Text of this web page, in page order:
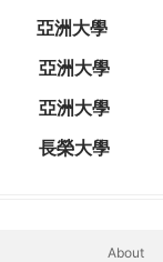
亞洲大學
亞洲大學
亞洲大學
長榮大學
About